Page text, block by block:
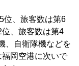
位、旅客数は第6
、旅客数は第4
、自衛隊機などを
岡空港に次いで